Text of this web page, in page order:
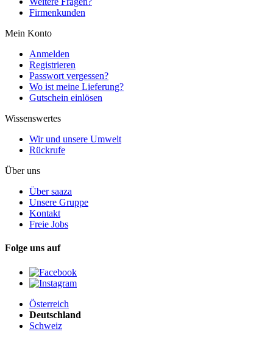
Firmenkunden
Mein Konto
Anmelden
Registrieren
Passwort vergessen?
Wo ist meine Lieferung?
Gutschein einlösen
Wissenswertes
Wir und unsere Umwelt
Rückrufe
Über uns
Über saaza
Unsere Gruppe
Kontakt
Freie Jobs
Folge uns auf
Österreich
Deutschland
Schweiz